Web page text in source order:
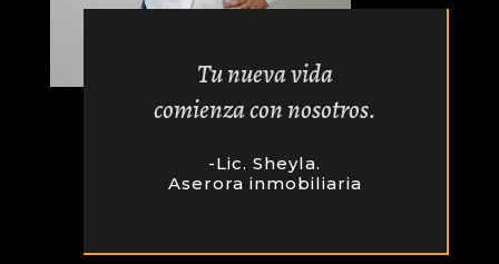
Tu nueva vida
comienza con nosotros.
-Lic. Sheyla.
Aserora inmobiliaria